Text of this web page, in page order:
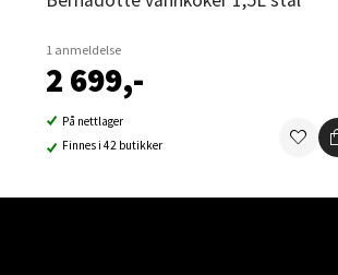
1 anmeldelse
2 699,-
På nettlager
Finnes i 42 butikker
Ski Storsenter, Jernbanesvingen 6,
Åpent i dag 10-19